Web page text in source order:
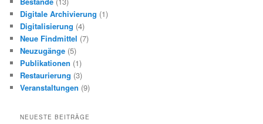
Digitale Archivierung (1)
Digitalisierung (4)
Neue Findmittel (7)
Neuzugänge (5)
Publikationen (1)
Restaurierung (3)
Veranstaltungen (9)
NEUESTE BEITRÄGE